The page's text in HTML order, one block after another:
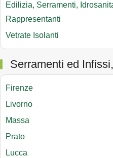
Edilizia, Serramenti,
Rappresentanti
Vetrate Isolanti
Serramenti ed
Firenze
Livorno
Massa
Prato
Lucca